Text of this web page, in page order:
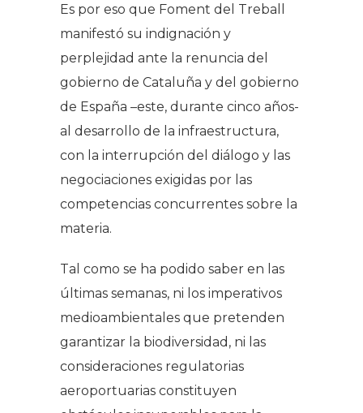
Es por eso que Foment del Treball
manifestó su indignación y
perplejidad ante la renuncia del
gobierno de Cataluña y del gobierno
de España –este, durante cinco años-
al desarrollo de la infraestructura,
con la interrupción del diálogo y las
negociaciones exigidas por las
competencias concurrentes sobre la
materia.
Tal como se ha podido saber en las
últimas semanas, ni los imperativos
medioambientales que pretenden
garantizar la biodiversidad, ni las
consideraciones regulatorias
aeroportuarias constituyen